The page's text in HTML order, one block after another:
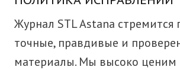
Журнал STL Astana стремится
точные, правдивые и
материалы. Мы высоко ценим